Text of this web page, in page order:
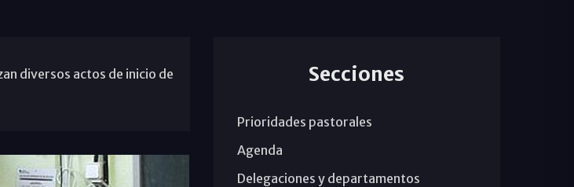
diversos actos de inicio de
Secciones
Prioridades pastorales
Agenda
Delegaciones y departamentos